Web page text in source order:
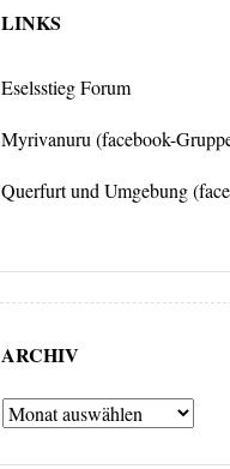
LINKS
Eselsstieg Forum
Myrivanuru (facebook-
Querfurt und Umgebung
ARCHIV
Archiv